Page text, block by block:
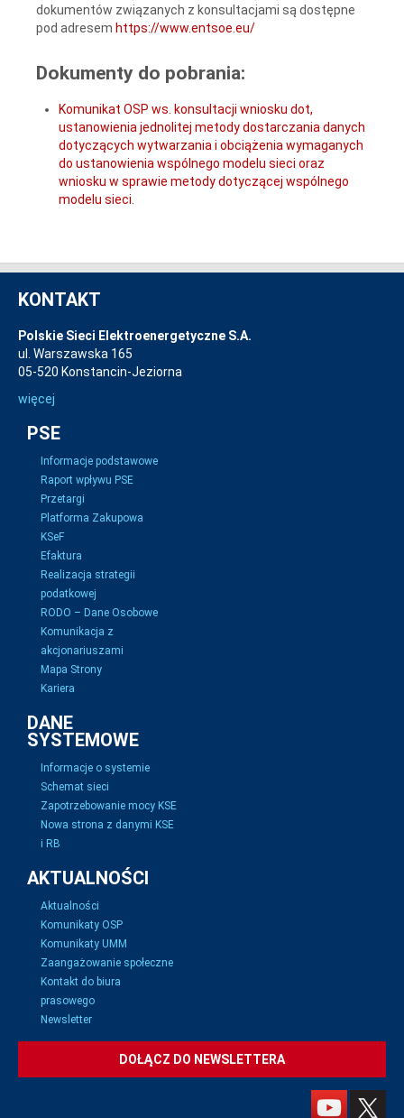
dokumentów związanych z konsultacjami są dostępne
pod adresem https://www.entsoe.eu/
Dokumenty do pobrania:
Komunikat OSP ws. konsultacji wniosku dot,
ustanowienia jednolitej metody dostarczania danych
dotyczących wytwarzania i obciążenia wymaganych
do ustanowienia wspólnego modelu sieci oraz
wniosku w sprawie metody dotyczącej wspólnego
modelu sieci.
KONTAKT
Polskie Sieci Elektroenergetyczne S.A.
ul. Warszawska 165
05-520 Konstancin-Jeziorna
więcej
PSE
Informacje podstawowe
Raport wpływu PSE
Przetargi
Platforma Zakupowa
KSeF
Efaktura
Realizacja strategii
podatkowej
RODO – Dane Osobowe
Komunikacja z
akcjonariuszami
Mapa Strony
Kariera
DANE
SYSTEMOWE
Informacje o systemie
Schemat sieci
Zapotrzebowanie mocy KSE
Nowa strona z danymi KSE
i RB
AKTUALNOŚCI
Aktualności
Komunikaty OSP
Komunikaty UMM
Zaangażowanie społeczne
Kontakt do biura
prasowego
Newsletter
DOŁĄCZ DO NEWSLETTERA